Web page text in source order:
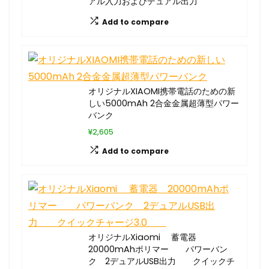
Add to compare
オリジナルXIAOMI携帯電話のための新
しい5000mAh 2合金金属超薄型パワー
バンク
¥2,605
Add to compare
オリジナルXiaomi 蓄電器
20000mAhポリマー パワーバン
ク 2デュアルUSB出力 クイックチ